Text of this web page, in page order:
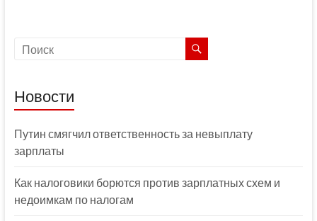
Новости
Путин смягчил ответственность за невыплату
зарплаты
Как налоговики борются против зарплатных схем и
недоимкам по налогам